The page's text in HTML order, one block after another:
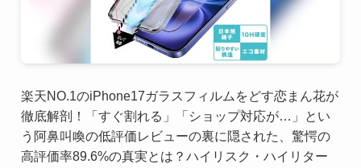
楽天NO.1のiPhone17ガラスフィルムをどす恋まん花が
徹底解剖！「すぐ割れる」「ショップ対応が…」とい
う阿鼻叫喚の低評価レビューの裏に隠された、驚愕の
高評価率89.6%の真実とは？ハイリスク・ハイリター